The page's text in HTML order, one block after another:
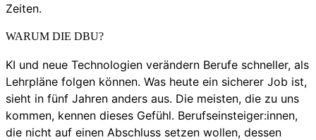
Zeiten.
WARUM DIE DBU?
KI und neue Technologien verändern Berufe schneller, als
Lehrpläne folgen können. Was heute ein sicherer Job ist,
sieht in fünf Jahren anders aus. Die meisten, die zu uns
kommen, kennen dieses Gefühl. Berufseinsteiger:innen,
die nicht auf einen Abschluss setzen wollen, dessen